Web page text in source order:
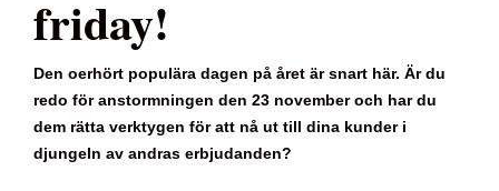
friday!
Den oerhört populära dagen på året är snart här. Är du
redo för anstormningen den 23 november och har du
dem rätta verktygen för att nå ut till dina kunder i
djungeln av andras erbjudanden?